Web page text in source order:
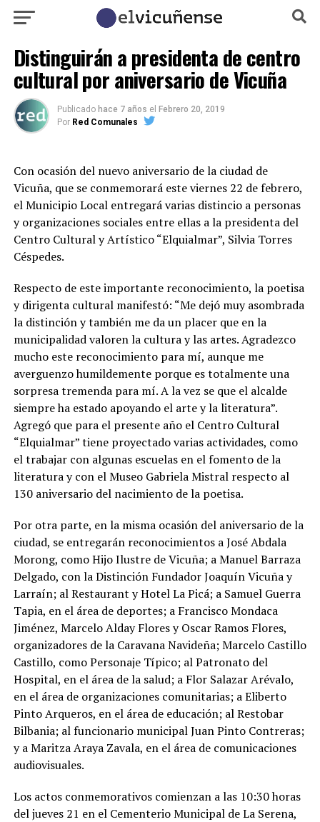
Distinguirán a presidenta de centro
cultural por aniversario de Vicuña
Publicado hace 7 años el Febrero 20, 2019
Por Red Comunales
Con ocasión del nuevo aniversario de la ciudad de
Vicuña, que se conmemorará este viernes 22 de febrero,
el Municipio Local entregará varias distincio a personas
y organizaciones sociales entre ellas a la presidenta del
Centro Cultural y Artístico “Elquialmar”, Silvia Torres
Céspedes.
Respecto de este importante reconocimiento, la poetisa
y dirigenta cultural manifestó: “Me dejó muy asombrada
la distinción y también me da un placer que en la
municipalidad valoren la cultura y las artes. Agradezco
mucho este reconocimiento para mí, aunque me
averguenzo humildemente porque es totalmente una
sorpresa tremenda para mí. A la vez se que el alcalde
siempre ha estado apoyando el arte y la literatura”.
Agregó que para el presente año el Centro Cultural
“Elquialmar” tiene proyectado varias actividades, como
el trabajar con algunas escuelas en el fomento de la
literatura y con el Museo Gabriela Mistral respecto al
130 aniversario del nacimiento de la poetisa.
Por otra parte, en la misma ocasión del aniversario de la
ciudad, se entregarán reconocimientos a José Abdala
Morong, como Hijo Ilustre de Vicuña; a Manuel Barraza
Delgado, con la Distinción Fundador Joaquín Vicuña y
Larraín; al Restaurant y Hotel La Picá; a Samuel Guerra
Tapia, en el área de deportes; a Francisco Mondaca
Jiménez, Marcelo Alday Flores y Oscar Ramos Flores,
organizadores de la Caravana Navideña; Marcelo Castillo
Castillo, como Personaje Típico; al Patronato del
Hospital, en el área de la salud; a Flor Salazar Arévalo,
en el área de organizaciones comunitarias; a Eliberto
Pinto Arqueros, en el área de educación; al Restobar
Bilbania; al funcionario municipal Juan Pinto Contreras;
y a Maritza Araya Zavala, en el área de comunicaciones
audiovisuales.
Los actos conmemorativos comienzan a las 10:30 horas
del jueves 21 en el Cementerio Municipal de La Serena,